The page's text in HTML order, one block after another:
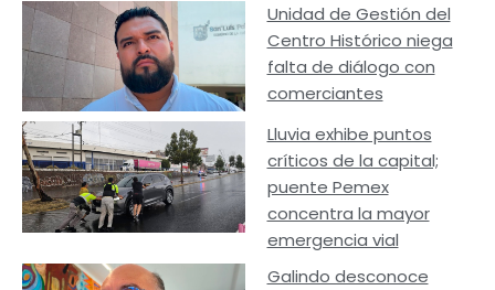
Unidad de Gestión del
Centro Histórico niega
falta de diálogo con
comerciantes
Lluvia exhibe puntos
críticos de la capital;
puente Pemex
concentra la mayor
emergencia vial
Galindo desconoce